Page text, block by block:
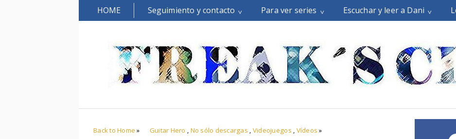
HOME Seguimiento y contacto Para ver series Escuchar y leer a Dani
Back to Home » Guitar Hero , No sólo descargas , Videojuegos , Vídeos »